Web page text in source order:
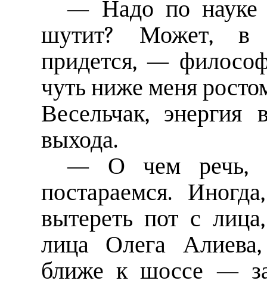
— Надо по науке
шутит? Может, в
придется, —
чуть ниже меня
Весельчак,
выхода.
— О чем речь,
постараемся.
вытереть пот с
лица Олега
ближе к шоссе —